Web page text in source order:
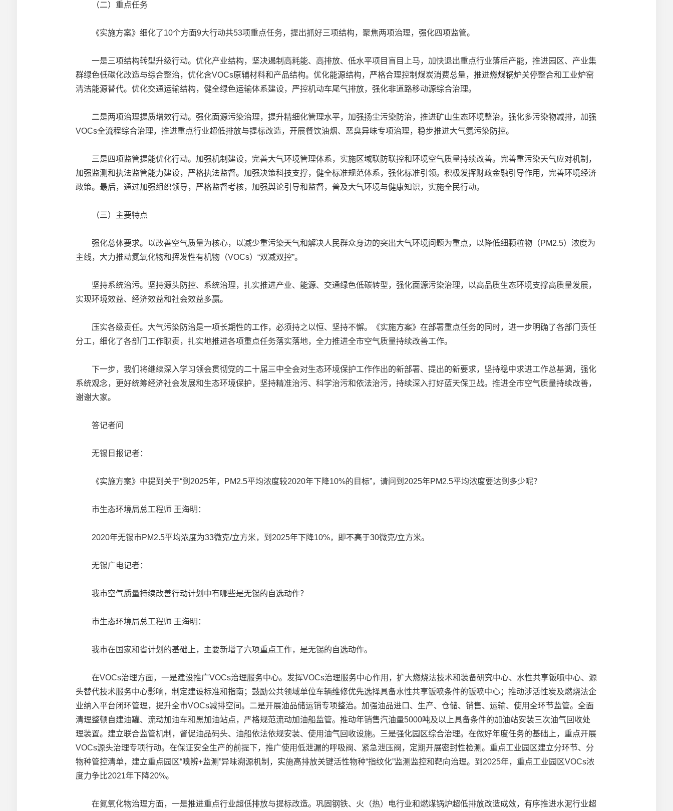
（二）重点任务
《实施方案》细化了10个方面9大行动共53项重点任务，提出抓好三项结构，聚焦两项治理，强化四项监管。
一是三项结构转型升级行动。优化产业结构，坚决遏制高耗能、高排放、低水平项目盲目上马，加快退出重点行业落后产能，推进园区、产业集
群绿色低碳化改造与综合整治，优化含VOCs原辅材料和产品结构。优化能源结构，严格合理控制煤炭消费总量，推进燃煤锅炉关停整合和工业炉窑
清洁能源替代。优化交通运输结构，健全绿色运输体系建设，严控机动车尾气排放，强化非道路移动源综合治理。
二是两项治理提质增效行动。强化面源污染治理，提升精细化管理水平，加强扬尘污染防治，推进矿山生态环境整治。强化多污染物减排，加强
VOCs全流程综合治理，推进重点行业超低排放与提标改造，开展餐饮油烟、恶臭异味专项治理，稳步推进大气氨污染防控。
三是四项监管提能优化行动。加强机制建设，完善大气环境管理体系，实施区域联防联控和环境空气质量持续改善。完善重污染天气应对机制，
加强监测和执法监管能力建设，严格执法监督。加强决策科技支撑，健全标准规范体系，强化标准引领。积极发挥财政金融引导作用，完善环境经济
政策。最后，通过加强组织领导，严格监督考核，加强舆论引导和监督，普及大气环境与健康知识，实施全民行动。
（三）主要特点
强化总体要求。以改善空气质量为核心，以减少重污染天气和解决人民群众身边的突出大气环境问题为重点，以降低细颗粒物（PM2.5）浓度为
主线，大力推动氮氧化物和挥发性有机物（VOCs）“双减双控”。
坚持系统治污。坚持源头防控、系统治理，扎实推进产业、能源、交通绿色低碳转型，强化面源污染治理，以高品质生态环境支撑高质量发展，
实现环境效益、经济效益和社会效益多赢。
压实各级责任。大气污染防治是一项长期性的工作，必须持之以恒、坚持不懈。《实施方案》在部署重点任务的同时，进一步明确了各部门责任
分工，细化了各部门工作职责，扎实地推进各项重点任务落实落地，全力推进全市空气质量持续改善工作。
下一步，我们将继续深入学习领会贯彻党的二十届三中全会对生态环境保护工作作出的新部署、提出的新要求，坚持稳中求进工作总基调，强化
系统观念，更好统筹经济社会发展和生态环境保护，坚持精准治污、科学治污和依法治污，持续深入打好蓝天保卫战。推进全市空气质量持续改善，
谢谢大家。
答记者问
无锡日报记者：
《实施方案》中提到关于“到2025年，PM2.5平均浓度较2020年下降10%的目标”，请问到2025年PM2.5平均浓度要达到多少呢？
市生态环境局总工程师 王海明：
2020年无锡市PM2.5平均浓度为33微克/立方米，到2025年下降10%，即不高于30微克/立方米。
无锡广电记者：
我市空气质量持续改善行动计划中有哪些是无锡的自选动作？
市生态环境局总工程师 王海明：
我市在国家和省计划的基础上，主要新增了六项重点工作，是无锡的自选动作。
在VOCs治理方面，一是建设推广VOCs治理服务中心。发挥VOCs治理服务中心作用，扩大燃烧法技术和装备研究中心、水性共享钣喷中心、源
头替代技术服务中心影响，制定建设标准和指南；鼓励公共领域单位车辆维修优先选择具备水性共享钣喷条件的钣喷中心；推动涉活性炭及燃烧法企
业纳入平台闭环管理，提升全市VOCs减排空间。二是开展油品储运销专项整治。加强油品进口、生产、仓储、销售、运输、使用全环节监管。全面
清理整顿自建油罐、流动加油车和黑加油站点，严格规范流动加油船监管。推动年销售汽油量5000吨及以上具备条件的加油站安装三次油气回收处
理装置。建立联合监管机制，督促油品码头、油船依法依规安装、使用油气回收设施。三是强化园区综合治理。在做好年度任务的基础上，重点开展
VOCs源头治理专项行动。在保证安全生产的前提下，推广使用低泄漏的呼吸阀、紧急泄压阀，定期开展密封性检测。重点工业园区建立分环节、分
物种管控清单，建立重点园区“嗅辨+监测”异味溯源机制，实施高排放关键活性物种“指纹化”监测监控和靶向治理。到2025年，重点工业园区VOCs浓
度力争比2021年下降20%。
在氮氧化物治理方面，一是推进重点行业超低排放与提标改造。巩固钢铁、火（热）电行业和燃煤锅炉超低排放改造成效，有序推进水泥行业超